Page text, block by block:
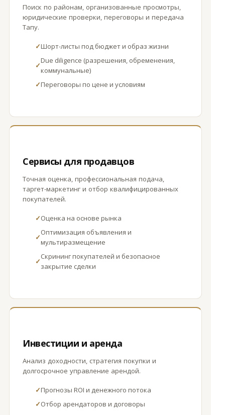
Поиск по районам, организованные просмотры,
юридические проверки, переговоры и передача
Тапу.
✓Шорт-листы под бюджет и образ жизни
✓
Due diligence (разрешения, обременения,
коммунальные)
✓Переговоры по цене и условиям
Сервисы для продавцов
Точная оценка, профессиональная подача,
таргет-маркетинг и отбор квалифицированных
покупателей.
✓Оценка на основе рынка
✓
Оптимизация объявления и
мультиразмещение
✓
Скрининг покупателей и безопасное
закрытие сделки
Инвестиции и аренда
Анализ доходности, стратегия покупки и
долгосрочное управление арендой.
✓Прогнозы ROI и денежного потока
✓Отбор арендаторов и договоры